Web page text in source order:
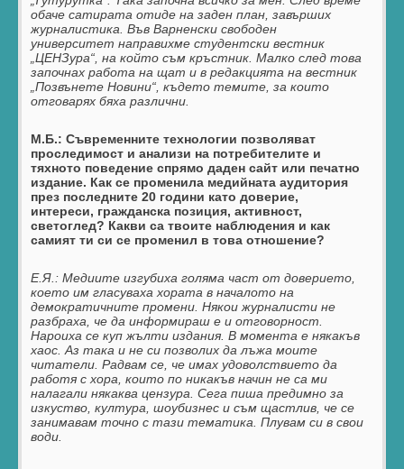
обаче сатирата отиде на заден план, завърших
журналистика. Във Варненски свободен
университет направихме студентски вестник
„ЦЕНЗура“, на който съм кръстник. Малко след това
започнах работа на щат и в редакцията на вестник
„Позвънете Новини“, където темите, за които
отговарях бяха различни.
М.Б.: Съвременните технологии позволяват
проследимост и анализи на потребителите и
тяхното поведение спрямо даден сайт или печатно
издание. Как се променила медийната аудитория
през последните 20 години като доверие,
интереси, гражданска позиция, активност,
светоглед? Какви са твоите наблюдения и как
самият ти си се променил в това отношение?
Е.Я.:Медиите изгубиха голяма част от доверието,
което им гласуваха хората в началото на
демократичните промени. Някои журналисти не
разбраха, че да информираш е и отговорност.
Нароиха се куп жълти издания. В момента е някакъв
хаос. Аз така и не си позволих да лъжа моите
читатели. Радвам се, че имах удоволствието да
работя с хора, които по никакъв начин не са ми
налагали някаква цензура. Сега пиша предимно за
изкуство, култура, шоубизнес и съм щастлив, че се
занимавам точно с тази тематика. Плувам си в свои
води.